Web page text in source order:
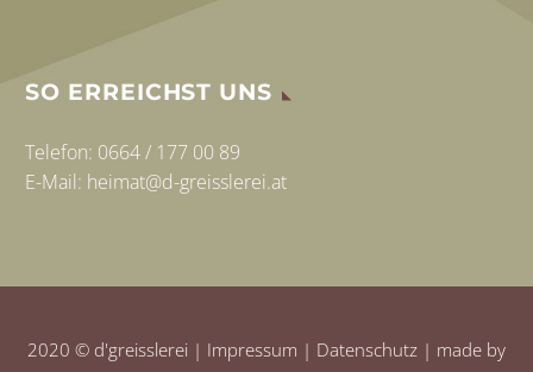
SO ERREICHST UNS
Telefon: 0664 / 177 00 89
E-Mail: heimat@d-greisslerei.at
2020 © d'greisslerei | Impressum | Datenschutz | made by